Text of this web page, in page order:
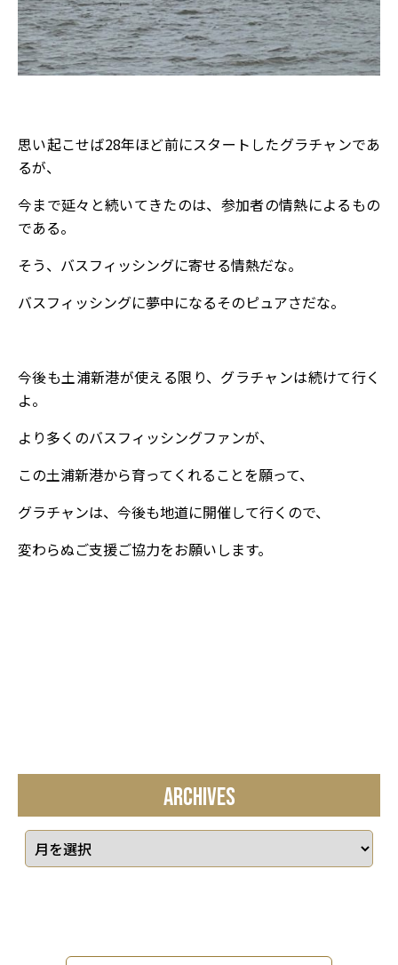
思い起こせば28年ほど前にスタートしたグラチャンであ
るが、
今まで延々と続いてきたのは、参加者の情熱によるもの
である。
そう、バスフィッシングに寄せる情熱だな。
バスフィッシングに夢中になるそのピュアさだな。
今後も土浦新港が使える限り、グラチャンは続けて行く
よ。
より多くのバスフィッシングファンが、
この土浦新港から育ってくれることを願って、
グラチャンは、今後も地道に開催して行くので、
変わらぬご支援ご協力をお願いします。
ARCHIVES